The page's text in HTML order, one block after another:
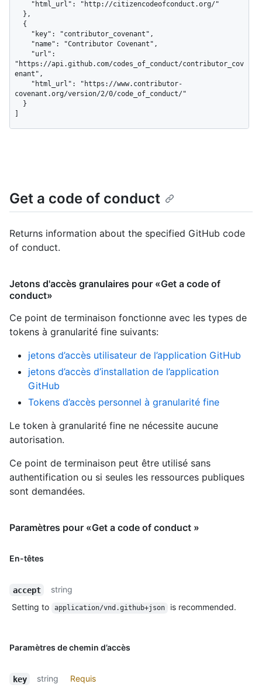
"https://api.github.com/codes_of_conduct/contributor_cov
enant",
covenant.org/version/2/0/code_of_conduct/"
Get a code of conduct
Returns information about the specified GitHub code
of conduct.
Jetons d'accès granulaires pour «Get a code of
conduct»
Ce point de terminaison fonctionne avec les types de
tokens à granularité fine suivants:
jetons d’accès utilisateur de l’application GitHub
jetons d’accès d’installation de l’application
GitHub
Tokens d’accès personnel à granularité fine
Le token à granularité fine ne nécessite aucune
autorisation.
Ce point de terminaison peut être utilisé sans
authentification ou si seules les ressources publiques
sont demandées.
Paramètres pour «Get a code of conduct »
En-têtes
accept
string
Setting to
application/vnd.github+json is recommended.
Paramètres de chemin d’accès
key string Requis